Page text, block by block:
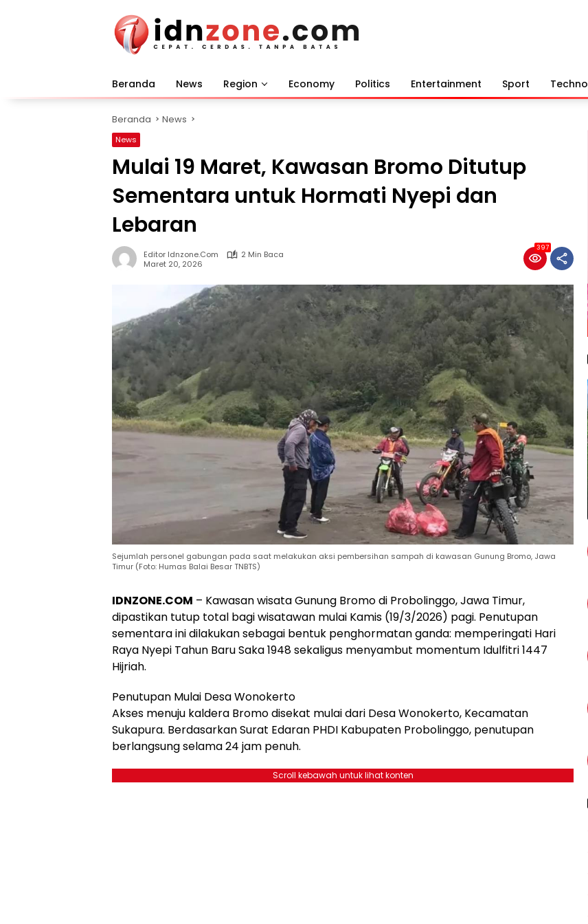
Beranda News Region Economy Politics Entertainment Sport Techno
Beranda News
News
Mulai 19 Maret, Kawasan Bromo Ditutup
Sementara untuk Hormati Nyepi dan
Lebaran
Editor Idnzone.com
2 Min Baca
Maret 20, 2026
397
Sejumlah personel gabungan pada saat melakukan aksi pembersihan sampah di kawasan Gunung Bromo, Jawa
Timur (Foto: Humas Balai Besar TNBTS)
IDNZONE.COM – Kawasan wisata Gunung Bromo di Probolinggo, Jawa Timur,
dipastikan tutup total bagi wisatawan mulai Kamis (19/3/2026) pagi. Penutupan
sementara ini dilakukan sebagai bentuk penghormatan ganda: memperingati Hari
Raya Nyepi Tahun Baru Saka 1948 sekaligus menyambut momentum Idulfitri 1447
Hijriah.
Penutupan Mulai Desa Wonokerto
Akses menuju kaldera Bromo disekat mulai dari Desa Wonokerto, Kecamatan
Sukapura. Berdasarkan Surat Edaran PHDI Kabupaten Probolinggo, penutupan
berlangsung selama 24 jam penuh.
Scroll kebawah untuk lihat konten